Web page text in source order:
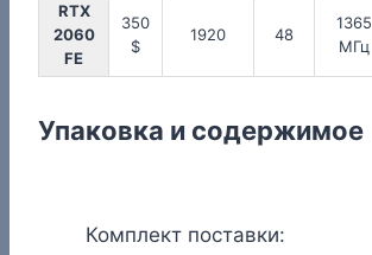
RTX
2060
FE
350
$
1920 48
1365
МГц
Упаковка и содержимое
Комплект поставки: